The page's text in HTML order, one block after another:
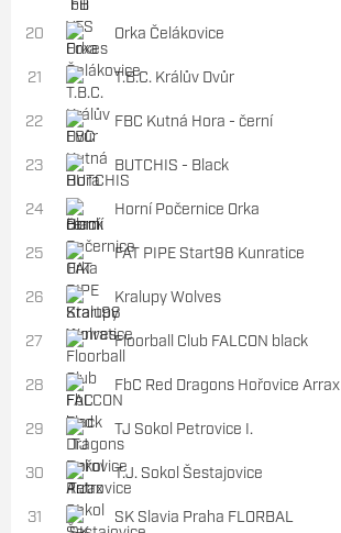
20 Orka Čelákovice
21 T.B.C. Králův Dvůr
22 FBC Kutná Hora - černí
23 BUTCHIS - Black
24 Horní Počernice Orka
25 FAT PIPE Start98 Kunratice
26 Kralupy Wolves
27 Floorball Club FALCON black
28 FbC Red Dragons Hořovice Arrax
29 TJ Sokol Petrovice I.
30 T.J. Sokol Šestajovice
31 SK Slavia Praha FLORBAL